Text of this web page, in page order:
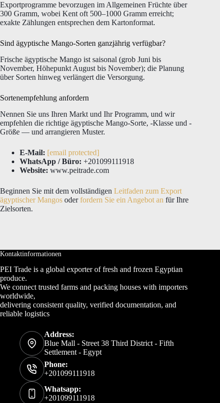
Exportprogramme bevorzugen im Allgemeinen Früchte über
300 Gramm, wobei Kent oft 500–1000 Gramm erreicht;
exakte Zählungen entsprechen dem Kartonformat.
Sind ägyptische Mango-Sorten ganzjährig verfügbar?
Frische ägyptische Mango ist saisonal (grob Juni bis
November, Höhepunkt August bis November); die Planung
über Sorten hinweg verlängert die Versorgung.
Sortenempfehlung anfordern
Nennen Sie uns Ihren Markt und Ihr Programm, und wir
empfehlen die richtige ägyptische Mango-Sorte, -Klasse und -
Größe — und arrangieren Muster.
E-Mail: [email protected]
WhatsApp / Büro: +201099111918
Website: www.peitrade.com
Beginnen Sie mit dem vollständigen Leitfaden zum Export
ägyptischer Mangos oderfordern Sie ein Angebot an für Ihre
Zielsorten.
Kontaktinformationen
PEI Trade is a global exporter of fresh and frozen Egyptian
produce.
We connect trusted farms and packing houses with importers
worldwide,
delivering consistent quality, verified documentation, and
reliable logistics
Address:
Blue Mall - Street 38 Third District - Fifth
Settlement - Egypt
Phone:
+201099111918
Whatsapp:
+201099111918